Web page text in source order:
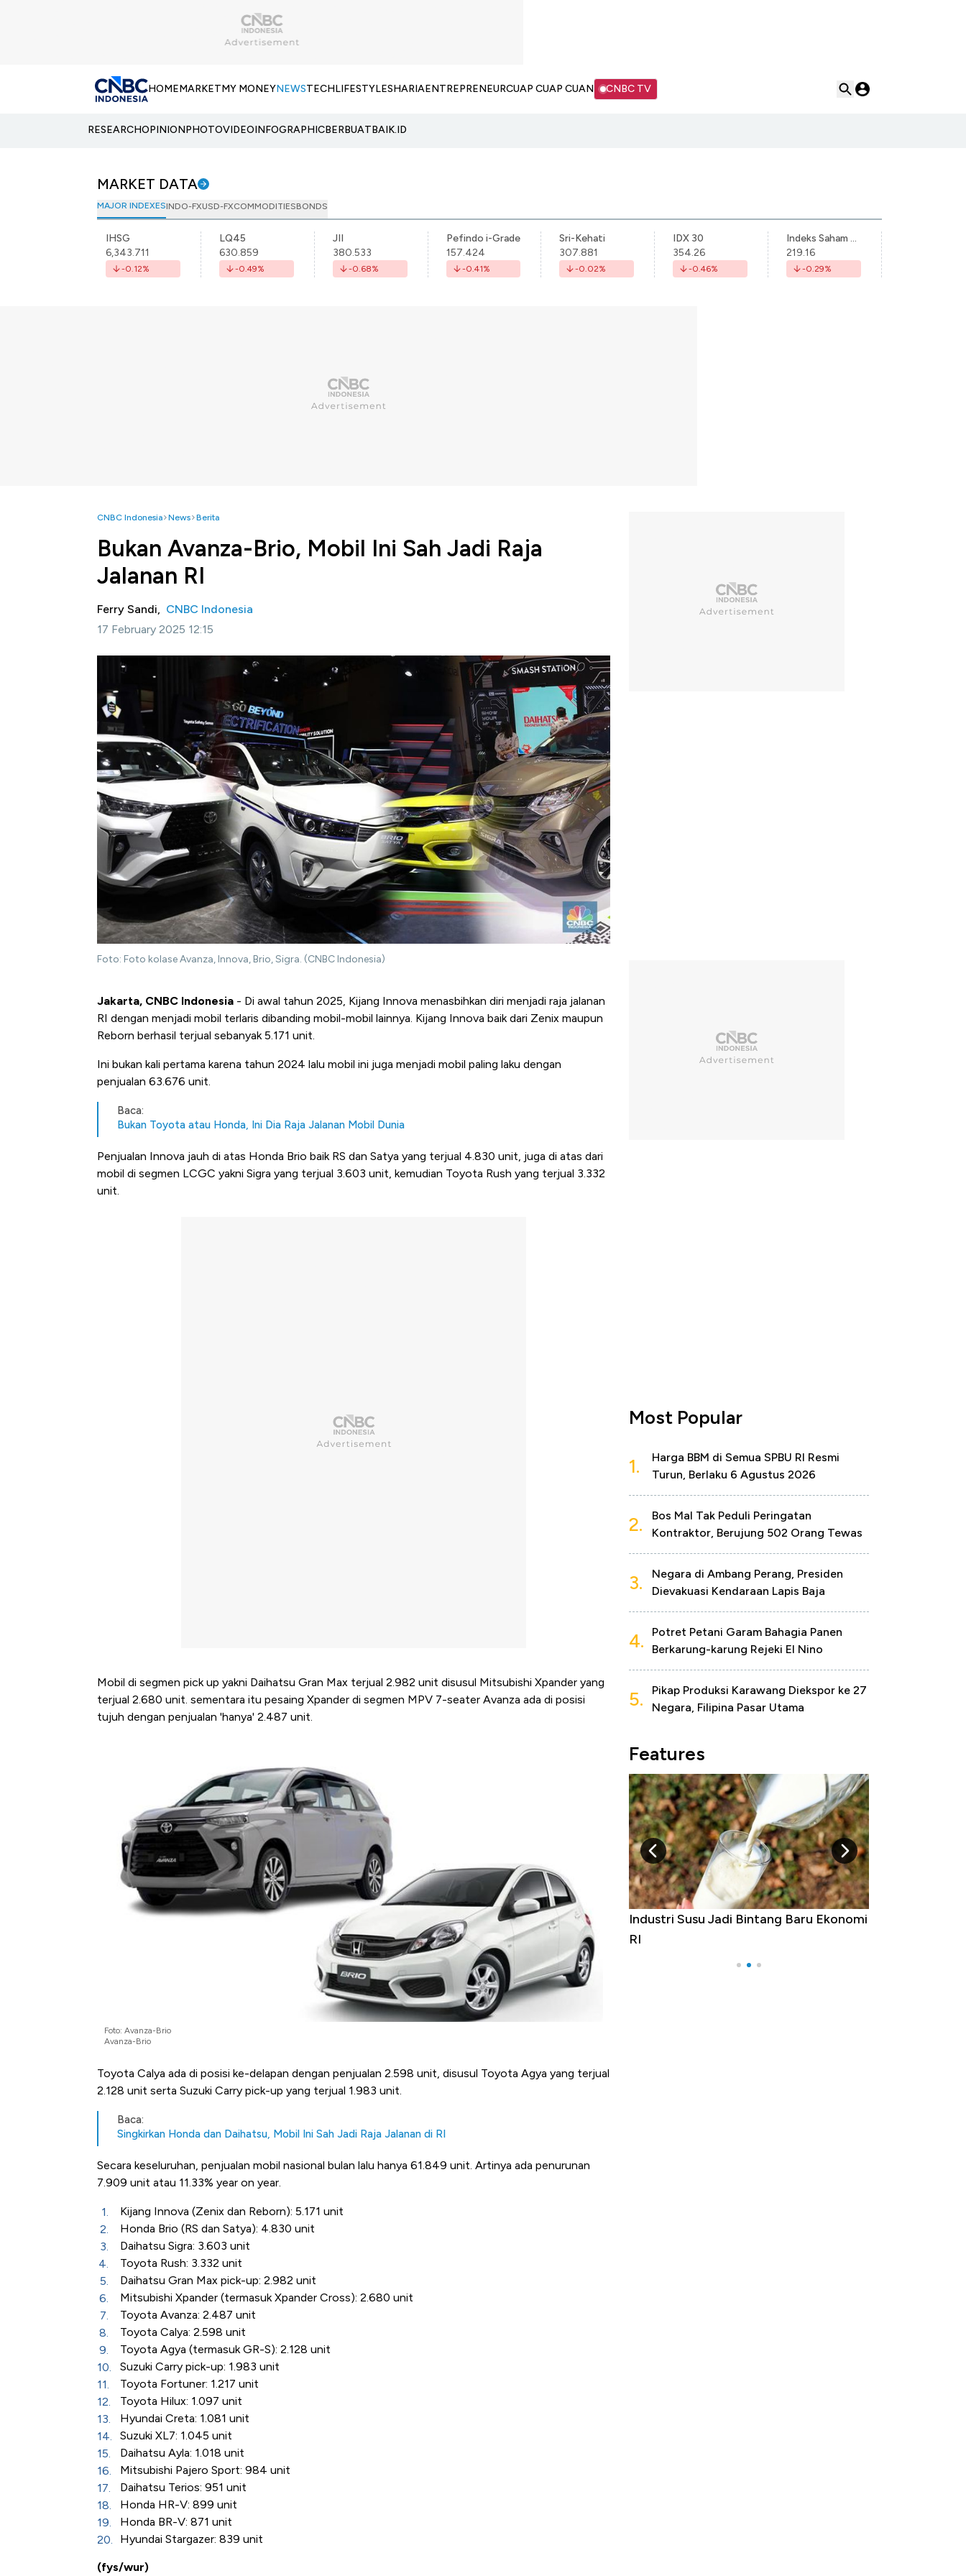
HOMEMARKETMY MONEYNEWSTECHLIFESTYLESHARIAENTREPRENEURCUAP CUAP CUAN CNBC TV
RESEARCHOPINIONPHOTOVIDEOINFOGRAPHICBERBUATBAIK.ID
MARKET DATA
MAJOR INDEXESINDO-FXUSD-FXCOMMODITIESBONDS
IHSG
6,343.711
-0.12%
LQ45
630.859
-0.49%
JII
380.533
-0.68%
Pefindo i-Grade
157.424
-0.41%
Sri-Kehati
307.881
-0.02%
IDX 30
354.26
-0.46%
Indeks Saham Syariah Indonesia
219.16
-0.29%
CNBC Indonesia News Berita
Bukan Avanza-Brio, Mobil Ini Sah Jadi Raja
Jalanan RI
Ferry Sandi, CNBC Indonesia
17 February 2025 12:15
Foto: Foto kolase Avanza, Innova, Brio, Sigra. (CNBC Indonesia)
Jakarta, CNBC Indonesia - Di awal tahun 2025, Kijang Innova menasbihkan diri menjadi raja jalanan
RI dengan menjadi mobil terlaris dibanding mobil-mobil lainnya. Kijang Innova baik dari Zenix maupun
Reborn berhasil terjual sebanyak 5.171 unit.
Ini bukan kali pertama karena tahun 2024 lalu mobil ini juga menjadi mobil paling laku dengan
penjualan 63.676 unit.
Baca:
Bukan Toyota atau Honda, Ini Dia Raja Jalanan Mobil Dunia
Penjualan Innova jauh di atas Honda Brio baik RS dan Satya yang terjual 4.830 unit, juga di atas dari
mobil di segmen LCGC yakni Sigra yang terjual 3.603 unit, kemudian Toyota Rush yang terjual 3.332
unit.
Mobil di segmen pick up yakni Daihatsu Gran Max terjual 2.982 unit disusul Mitsubishi Xpander yang
terjual 2.680 unit. sementara itu pesaing Xpander di segmen MPV 7-seater Avanza ada di posisi
tujuh dengan penjualan 'hanya' 2.487 unit.
Foto: Avanza-Brio
Avanza-Brio
Toyota Calya ada di posisi ke-delapan dengan penjualan 2.598 unit, disusul Toyota Agya yang terjual
2.128 unit serta Suzuki Carry pick-up yang terjual 1.983 unit.
Baca:
Singkirkan Honda dan Daihatsu, Mobil Ini Sah Jadi Raja Jalanan di RI
Secara keseluruhan, penjualan mobil nasional bulan lalu hanya 61.849 unit. Artinya ada penurunan
7.909 unit atau 11.33% year on year.
Kijang Innova (Zenix dan Reborn): 5.171 unit
Honda Brio (RS dan Satya): 4.830 unit
Daihatsu Sigra: 3.603 unit
Toyota Rush: 3.332 unit
Daihatsu Gran Max pick-up: 2.982 unit
Mitsubishi Xpander (termasuk Xpander Cross): 2.680 unit
Toyota Avanza: 2.487 unit
Toyota Calya: 2.598 unit
Toyota Agya (termasuk GR-S): 2.128 unit
Suzuki Carry pick-up: 1.983 unit
Toyota Fortuner: 1.217 unit
Toyota Hilux: 1.097 unit
Hyundai Creta: 1.081 unit
Suzuki XL7: 1.045 unit
Daihatsu Ayla: 1.018 unit
Mitsubishi Pajero Sport: 984 unit
Daihatsu Terios: 951 unit
Honda HR-V: 899 unit
Honda BR-V: 871 unit
Hyundai Stargazer: 839 unit
(fys/wur)
Most Popular
1.
Harga BBM di Semua SPBU RI Resmi
Turun, Berlaku 6 Agustus 2026
2.
Bos Mal Tak Peduli Peringatan
Kontraktor, Berujung 502 Orang Tewas
3.
Negara di Ambang Perang, Presiden
Dievakuasi Kendaraan Lapis Baja
4.
Potret Petani Garam Bahagia Panen
Berkarung-karung Rejeki El Nino
5.
Pikap Produksi Karawang Diekspor ke 27
Negara, Filipina Pasar Utama
Features
Bangkit dari Kubur! Bisnis Furniture &
Alas Kaki Tumbuh Double Digit
Industri Susu Jadi Bintang Baru Ekonomi
RI